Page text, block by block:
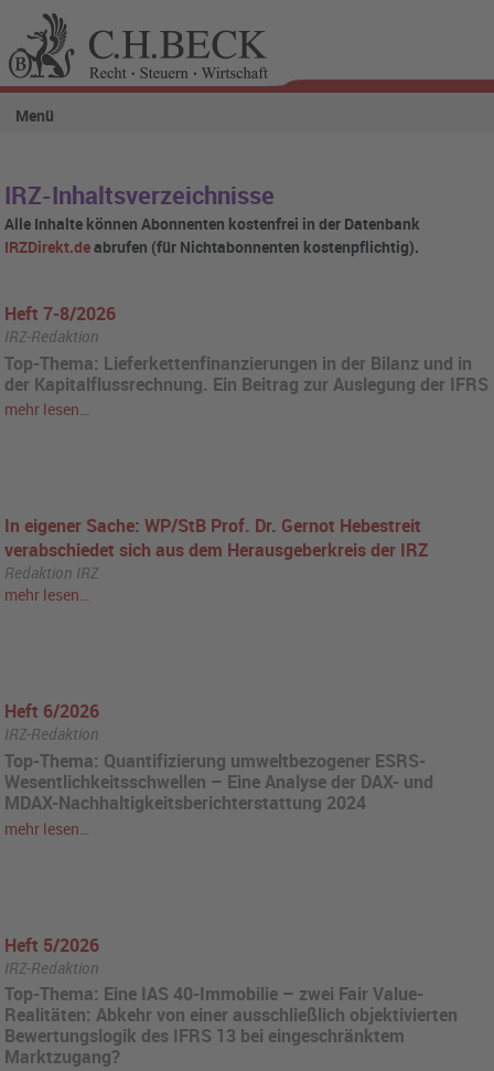
Menü
IRZ-Inhaltsverzeichnisse
Alle Inhalte können Abonnenten kostenfrei in der Datenbank
IRZDirekt.deabrufen (für Nichtabonnenten kostenpflichtig).
Heft 7-8/2026
IRZ-Redaktion
Top-Thema: Lieferkettenfinanzierungen in der Bilanz und in
der Kapitalflussrechnung. Ein Beitrag zur Auslegung der IFRS
mehr lesen…
In eigener Sache: WP/StB Prof. Dr. Gernot Hebestreit
verabschiedet sich aus dem Herausgeberkreis der IRZ
Redaktion IRZ
mehr lesen…
Heft 6/2026
IRZ-Redaktion
Top-Thema: Quantifizierung umweltbezogener ESRS-
Wesentlichkeitsschwellen – Eine Analyse der DAX- und
MDAX-Nachhaltigkeitsberichterstattung 2024
mehr lesen…
Heft 5/2026
IRZ-Redaktion
Top-Thema: Eine IAS 40-Immobilie – zwei Fair Value-
Realitäten: Abkehr von einer ausschließlich objektivierten
Bewertungslogik des IFRS 13 bei eingeschränktem
Marktzugang?